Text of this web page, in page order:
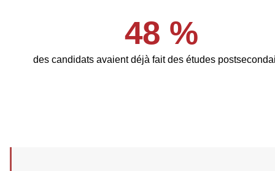
48 %
des candidats avaient déjà fait des études